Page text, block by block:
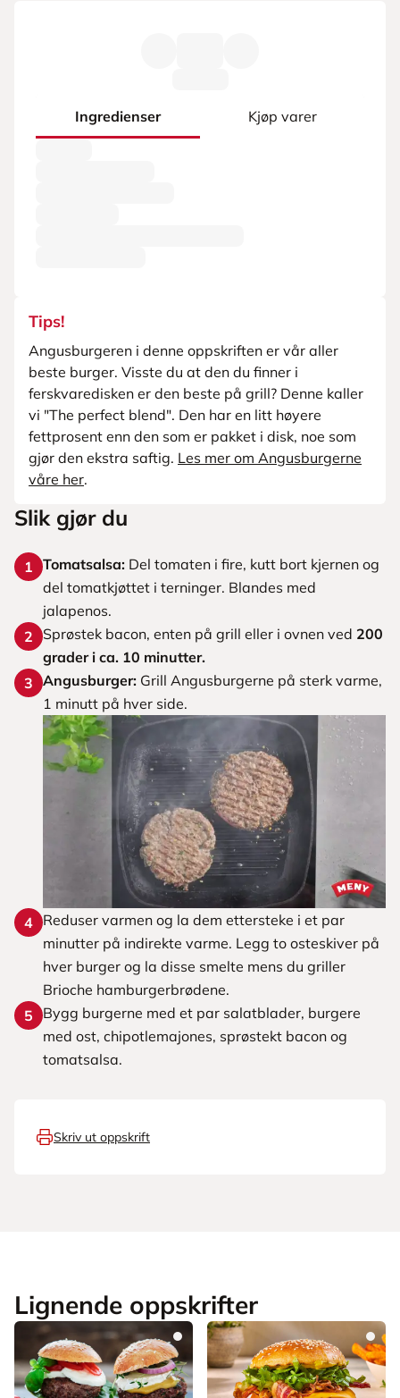
Ingredienser Kjøp varer
Tips!
Angusburgeren i denne oppskriften er vår aller
beste burger. Visste du at den du finner i
ferskvaredisken er den beste på grill? Denne kaller
vi "The perfect blend". Den har en litt høyere
fettprosent enn den som er pakket i disk, noe som
gjør den ekstra saftig. Les mer om Angusburgerne
våre her.
Slik gjør du
1 Tomatsalsa: Del tomaten i fire, kutt bort kjernen og
del tomatkjøttet i terninger. Blandes med
jalapenos.
2
Sprøstek bacon, enten på grill eller i ovnen ved 200
grader i ca. 10 minutter.
3 Angusburger: Grill Angusburgerne på sterk varme,
1 minutt på hver side.
4 Reduser varmen og la dem ettersteke i et par
minutter på indirekte varme. Legg to osteskiver på
hver burger og la disse smelte mens du griller
Brioche hamburgerbrødene.
5
Bygg burgerne med et par salatblader, burgere
med ost, chipotlemajones, sprøstekt bacon og
tomatsalsa.
Skriv ut oppskrift
Lignende oppskrifter